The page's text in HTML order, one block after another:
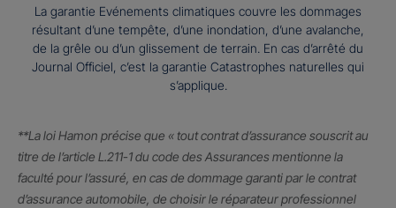
La garantie Evénements climatiques couvre les dommages
résultant d’une tempête, d’une inondation, d’une avalanche,
de la grêle ou d’un glissement de terrain. En cas d’arrêté du
Journal Officiel, c’est la garantie Catastrophes naturelles qui
s’applique.
**La loi Hamon précise que « tout contrat d’assurance souscrit au
titre de l’article L.211-1 du code des Assurances mentionne la
faculté pour l’assuré, en cas de dommage garanti par le contrat
d’assurance automobile, de choisir le réparateur professionnel